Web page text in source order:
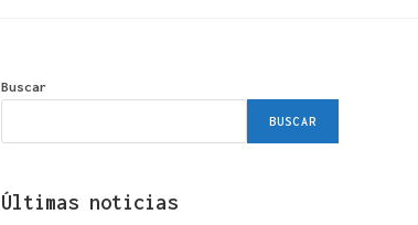
Buscar
BUSCAR
Últimas noticias